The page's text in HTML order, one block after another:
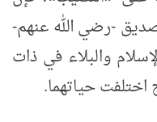
-رضي الله عنهم-
والبلاء في ذات
اختلفت حياتهما.